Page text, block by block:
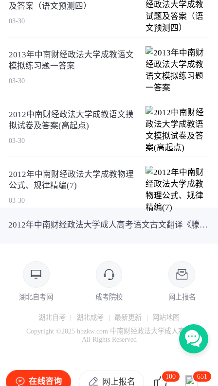
及答案（语文预测四）
03-30
2013年中南财经政法大学成教语文
模拟练习题一答案
03-30
2012中南财经政法大学成教语文摸
拟试卷及答案(高起点)
03-30
2012年中南财经政法大学成教物理
公式、规律精编(7)
03-30
2012年中南财经政法大学成人高考语文古文翻译《滕王阁序》
湖北自考网 成考院校 网上报名
湖北自考 | 湖北成考 | 最新更新 |
网站地图
Copyright ©2025 hbzkw.com 中南财经政法大学成人高考
All Rights Reserved
在线咨询 网上报名
100 651